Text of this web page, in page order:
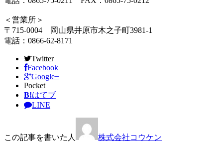
＜営業所＞
〒715-0004 岡山県井原市木之子町3981-1
電話：0866-62-8171
Twitter
Facebook
Google+
Pocket
B!はてブ
LINE
この記事を書いた人 株式会社コウケン